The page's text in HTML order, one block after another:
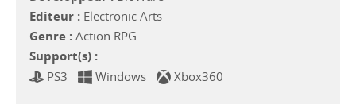
Editeur : Electronic Arts
Genre : Action RPG
Support(s) :
PS3 Windows Xbox360